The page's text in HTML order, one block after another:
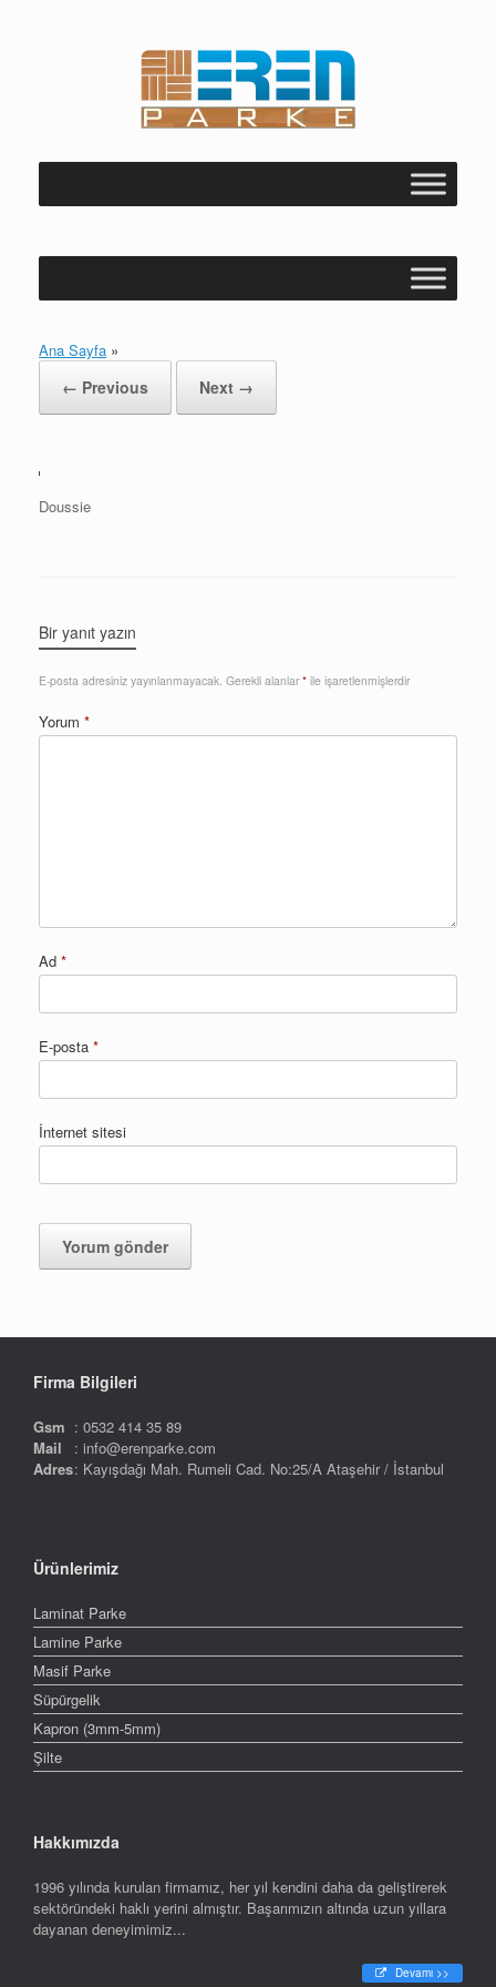
Ana Sayfa »
← Previous Next →
Doussie
Bir yanıt yazın
E-posta adresiniz yayınlanmayacak. Gerekli alanlar* ile işaretlenmişlerdir
Yorum *
Ad *
E-posta *
İnternet sitesi
Firma Bilgileri
Gsm : 0532 414 35 89
Mail
: info@erenparke.com
Adres: Kayışdağı Mah. Rumeli Cad. No:25/A Ataşehir / İstanbul
Ürünlerimiz
Laminat Parke
Lamine Parke
Masif Parke
Süpürgelik
Kapron (3mm-5mm)
Şilte
Hakkımızda
1996 yılında kurulan firmamız, her yıl kendini daha da geliştirerek
sektöründeki haklı yerini almıştır. Başarımızın altında uzun yıllara
dayanan deneyimimiz...
Devamı >>